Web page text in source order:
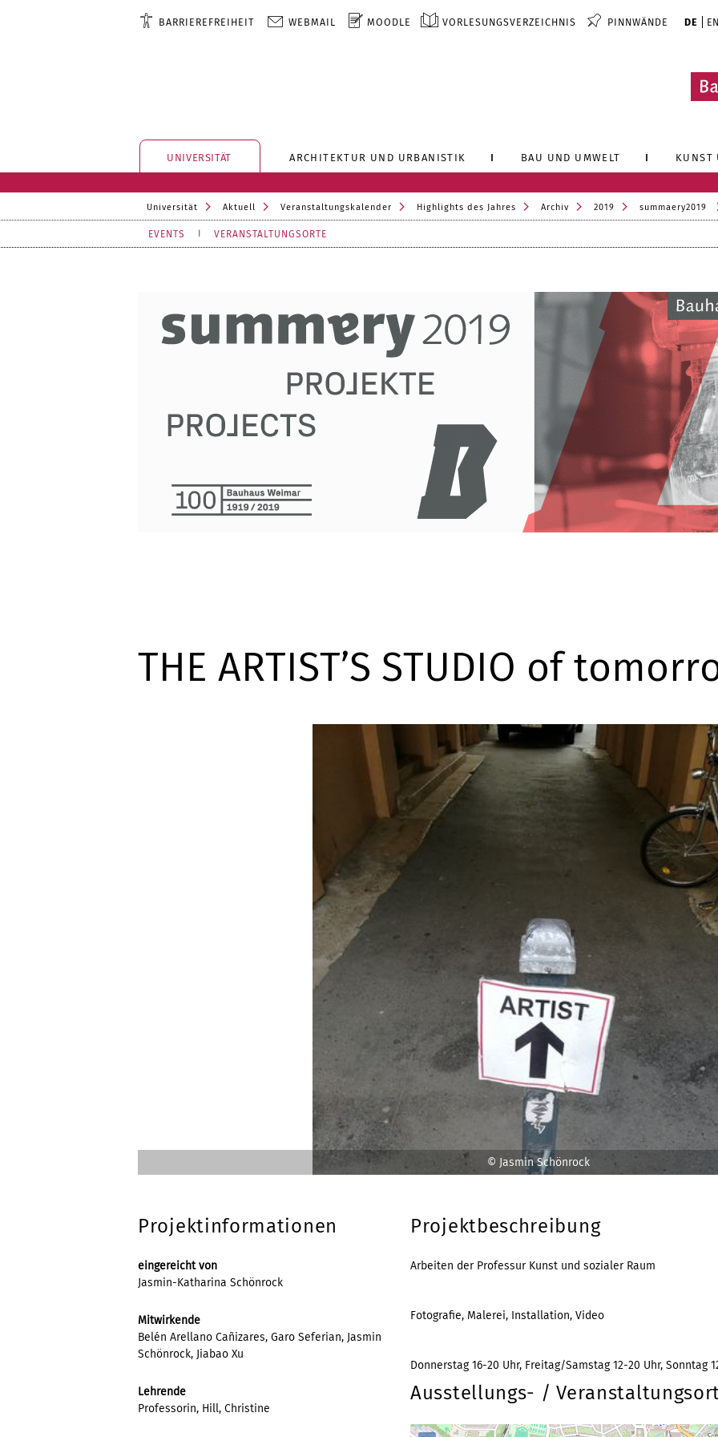
BARRIEREFREIHEIT WEBMAIL MOODLE VORLESUNGSVERZEICHNIS PINNWÄNDE DE EN
UNIVERSITÄT ARCHITEKTUR UND URBANISTIK BAU UND UMWELT KUNST
Universität Aktuell Veranstaltungskalender Highlights des Jahres Archiv 2019 summaery2019
EVENTS VERANSTALTUNGSORTE
THE ARTIST’S STUDIO of
© Jasmin Schönrock
Projektinformationen
eingereicht von
Jasmin-Katharina Schönrock
Mitwirkende
Belén Arellano Cañizares, Garo Seferian, Jasmin
Schönrock, Jiabao Xu
Lehrende
Professorin, Hill, Christine
Projektbeschreibung
Arbeiten der Professur Kunst und sozialer Raum
Fotografie, Malerei, Installation, Video
Donnerstag 16-20 Uhr, Freitag/Samstag 12-20 Uhr, Sonntag
Ausstellungs- /